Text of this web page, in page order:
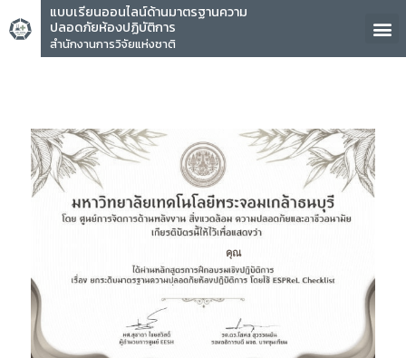
แบบเรียนออนไลน์ด้านมาตรฐานความ
ปลอดภัยห้องปฏิบัติการ
สำนักงานการวิจัยแห่งชาติ
คุณ